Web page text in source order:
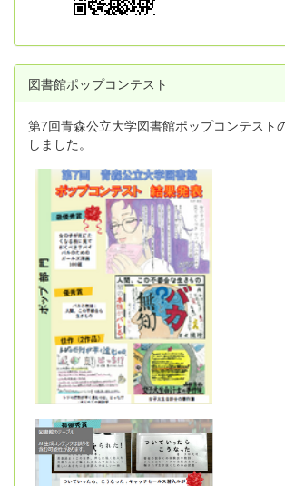
図書館ポップコンテスト
第7回青森公立大学図書館ポップコンテスト
しました。